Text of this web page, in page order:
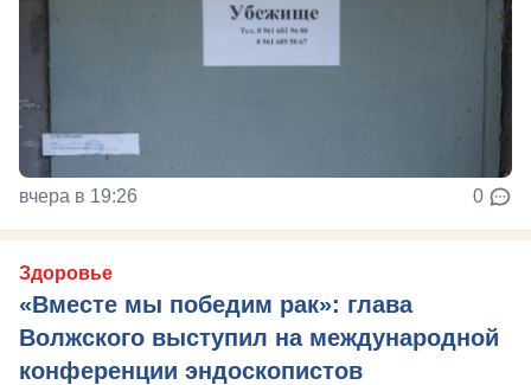
вчера в 19:26 0
Здоровье
«Вместе мы победим рак»: глава
Волжского выступил на международной
конференции эндоскопистов